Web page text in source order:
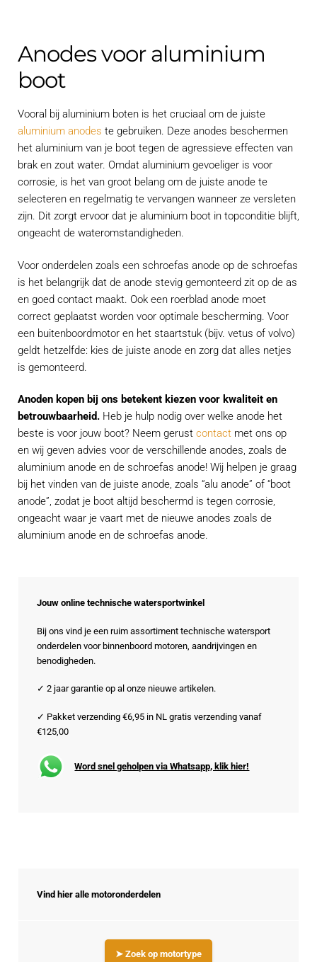
Anodes voor aluminium
boot
Vooral bij aluminium boten is het cruciaal om de juiste
aluminium anodes te gebruiken. Deze anodes beschermen
het aluminium van je boot tegen de agressieve effecten van
brak en zout water. Omdat aluminium gevoeliger is voor
corrosie, is het van groot belang om de juiste anode te
selecteren en regelmatig te vervangen wanneer ze versleten
zijn. Dit zorgt ervoor dat je aluminium boot in topconditie blijft,
ongeacht de wateromstandigheden.
Voor onderdelen zoals een schroefas anode op de schroefas
is het belangrijk dat de anode stevig gemonteerd zit op de as
en goed contact maakt. Ook een roerblad anode moet
correct geplaatst worden voor optimale bescherming. Voor
een buitenboordmotor en het staartstuk (bijv. vetus of volvo)
geldt hetzelfde: kies de juiste anode en zorg dat alles netjes
is gemonteerd.
Anoden kopen bij ons betekent kiezen voor kwaliteit en
betrouwbaarheid.Heb je hulp nodig over welke anode het
beste is voor jouw boot? Neem gerust contactmet ons op
en wij geven advies voor de verschillende anodes, zoals de
aluminium anode en de schroefas anode! Wij helpen je graag
bij het vinden van de juiste anode, zoals “alu anode” of “boot
anode”, zodat je boot altijd beschermd is tegen corrosie,
ongeacht waar je vaart met de nieuwe anodes zoals de
aluminium anode en de schroefas anode.
Jouw online technische watersportwinkel
Bij ons vind je een ruim assortiment technische watersport
onderdelen voor binnenboord motoren, aandrijvingen en
benodigheden.
✓ 2 jaar garantie op al onze nieuwe artikelen.
✓ Pakket verzending €6,95 in NL gratis verzending vanaf
€125,00
Word snel geholpen via Whatsapp, klik hier!
Vind hier alle motoronderdelen
➤ Zoek op motortype